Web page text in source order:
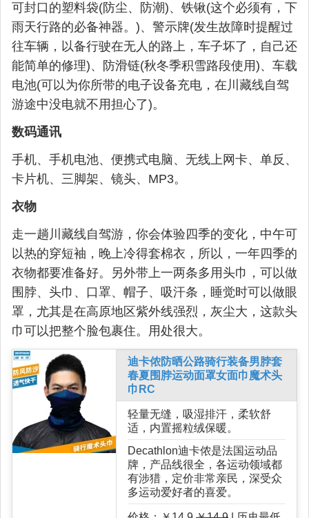
可封口的塑料袋(防尘、防潮)、铁锹(这个必须有，下
雨天行路的必备神器。)、警示牌(发生故障时提醒过
往车辆，以备行驶在无人的路上，车子坏了，自己还
能简单的修理)、防滑链(秋冬季积雪路段使用)、车载
电池(可以为你所带的电子设备充电，在川藏线自驾
游途中没电就不用担心了)。
数码通讯
手机、手机电池、便携式电脑、无线上网卡、单反、
卡片机、三脚架、镜头、MP3。
衣物
走一趟川藏线自驾游，你会体验四季的变化，中午可
以热的穿短袖，晚上冷得套棉衣，所以，一年四季的
衣物都要准备好。另外带上一两条多用头巾，可以做
围脖、头巾、口罩、帽子、吸汗条，睡觉时可以做眼
罩，尤其是在高原地区紫外线强烈，灰尘大，这款头
巾可以把整个脸包裹住。用处很大。
迪卡侬防晒公路骑行装备男脖套
春夏围脖运动面罩女面巾魔术头
巾RC
轻量无缝，吸湿排汗，柔软舒
适，内置摇粒绒保暖。
Decathlon迪卡侬是法国运动品
牌，产品线很全，各运动领域都
有涉猎，定价非常亲民，深受众
多运动爱好者的喜爱。